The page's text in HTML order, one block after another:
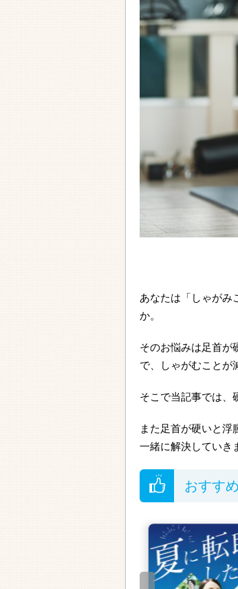
あなたは「しゃがみ
か。
そのお悩みは足首が
で、しゃがむことが
そこで当記事では、
また足首が硬いと浮
一緒に解決していき
おすす